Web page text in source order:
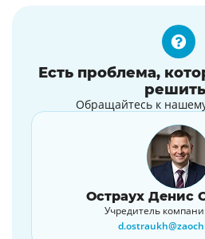
Есть проблема,
Обращайтесь к
Остраух Денис
Учредитель